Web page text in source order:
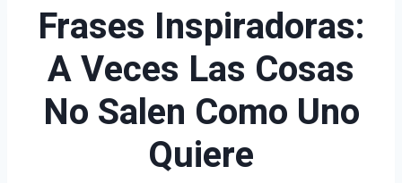
Frases Inspiradoras:
A Veces Las Cosas
No Salen Como Uno
Quiere